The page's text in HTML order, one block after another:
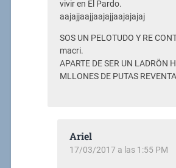
vivir en El Pardo.
aajajjaajjaajajjaajajajaj
SOS UN PELOTUDO Y RE
macri.
APARTE DE SER UN LADRÖN
MLLONES DE PUTAS
Ariel
17/03/2017 a las 1:55 PM